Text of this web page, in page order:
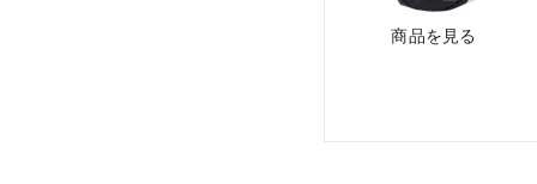
商品を見る